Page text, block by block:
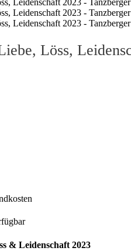
Löss,
& Leidenschaft 2023